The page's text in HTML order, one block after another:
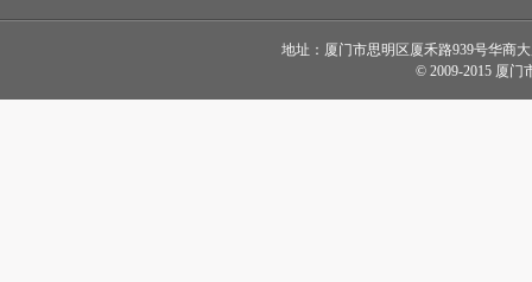
地址：厦门市思明区厦禾路939号华商大
© 2009-2015 厦